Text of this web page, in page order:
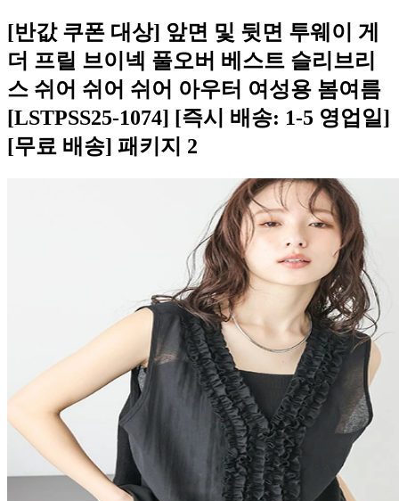
[반값 쿠폰 대상] 앞면 및 뒷면 투웨이 게
더 프릴 브이넥 풀오버 베스트 슬리브리
스 쉬어 쉬어 쉬어 아우터 여성용 봄여름
[LSTPSS25-1074] [즉시 배송: 1-5 영업일]
[무료 배송] 패키지 2